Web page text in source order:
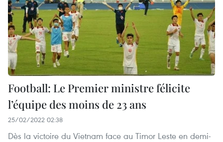
Football: Le Premier ministre félicite
l’équipe des moins de 23 ans
25/02/2022 02:38
Dès la victoire du Vietnam face au Timor Leste en demi-